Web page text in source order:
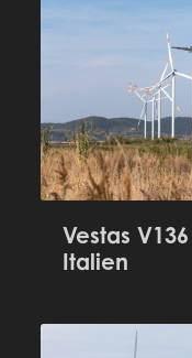
Vestas
Italien